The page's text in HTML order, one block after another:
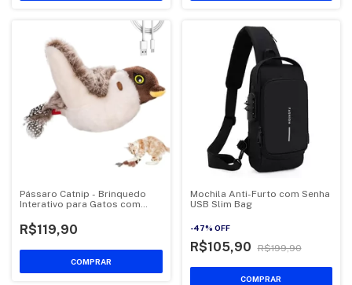
Pássaro Catnip - Brinquedo
Interativo para Gatos com
R$119,90
Mochila Anti-Furto com Senha
USB Slim Bag
-47% OFF
R$105,90 R$199,90
COMPRAR